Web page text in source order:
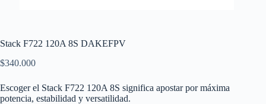
Stack F722 120A 8S DAKEFPV
$340.000
Escoger el Stack F722 120A 8S significa apostar por máxima
potencia, estabilidad y versatilidad.